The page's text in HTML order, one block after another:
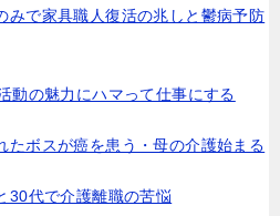
みで家具職人復活の兆しと鬱病予防
動の魅力にハマって仕事にする
たボスが癌を患う・母の介護始まる
30代で介護離職の苦悩